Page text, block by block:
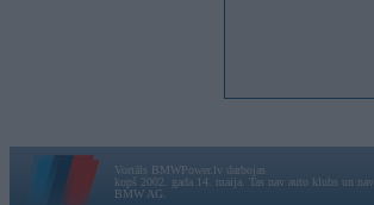
Vortāls BMWPower.lv darbojas
kopš 2002. gada 14. maija. Tas nav auto klubs un
BMW AG.